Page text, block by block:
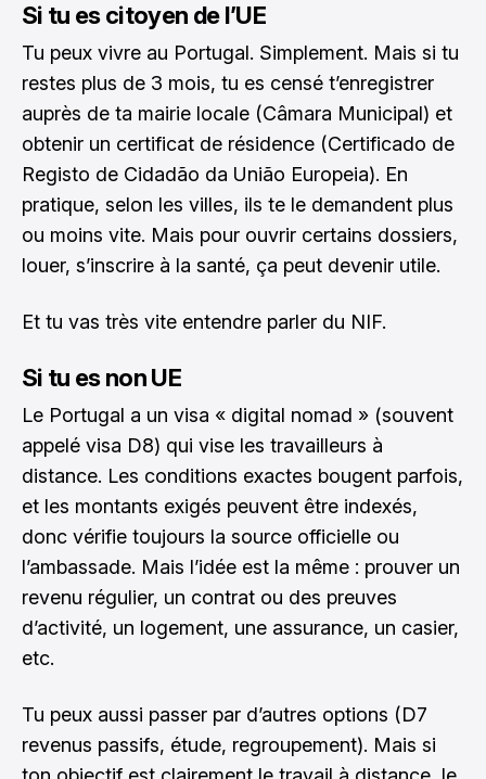
Si tu es citoyen de l’UE
Tu peux vivre au Portugal. Simplement. Mais si tu
restes plus de 3 mois, tu es censé t’enregistrer
auprès de ta mairie locale (Câmara Municipal) et
obtenir un certificat de résidence (Certificado de
Registo de Cidadão da União Europeia). En
pratique, selon les villes, ils te le demandent plus
ou moins vite. Mais pour ouvrir certains dossiers,
louer, s’inscrire à la santé, ça peut devenir utile.
Et tu vas très vite entendre parler du NIF.
Si tu es non UE
Le Portugal a un visa « digital nomad » (souvent
appelé visa D8) qui vise les travailleurs à
distance. Les conditions exactes bougent parfois,
et les montants exigés peuvent être indexés,
donc vérifie toujours la source officielle ou
l’ambassade. Mais l’idée est la même : prouver un
revenu régulier, un contrat ou des preuves
d’activité, un logement, une assurance, un casier,
etc.
Tu peux aussi passer par d’autres options (D7
revenus passifs, étude, regroupement). Mais si